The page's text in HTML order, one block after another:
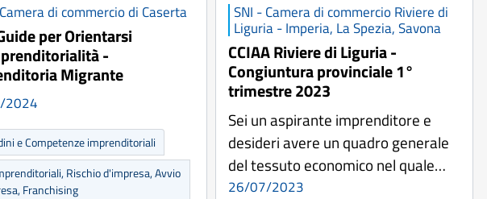
di commercio di Caserta
per Orientarsi
-
Migrante
e Competenze imprenditoriali
Rischio d'impresa, Avvio
Franchising
SNI - Camera di commercio Riviere di
Liguria - Imperia, La Spezia, Savona
CCIAA Riviere di Liguria -
Congiuntura provinciale 1°
trimestre 2023
Sei un aspirante imprenditore e
desideri avere un quadro generale
del tessuto economico nel quale…
26/07/2023